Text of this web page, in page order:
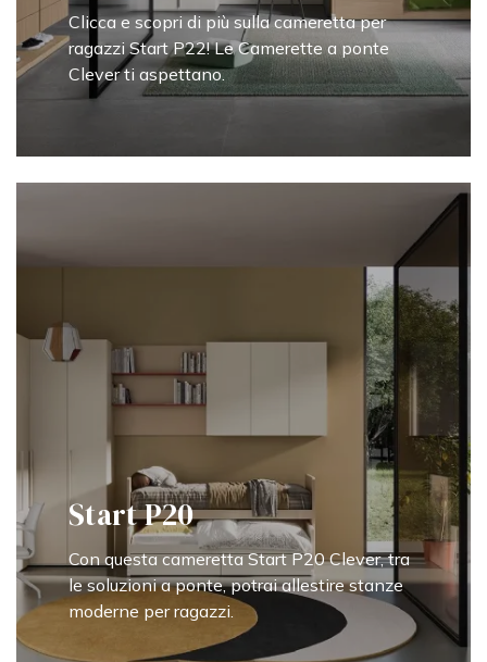
Clicca e scopri di più sulla cameretta per
ragazzi Start P22! Le Camerette a ponte
Clever ti aspettano.
Start P20
Con questa cameretta Start P20 Clever, tra
le soluzioni a ponte, potrai allestire stanze
moderne per ragazzi.